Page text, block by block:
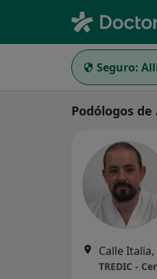
Seguro:
Podólogos
Calle
TREDIC -